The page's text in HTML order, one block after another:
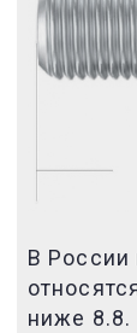
В
ниже 8.8.